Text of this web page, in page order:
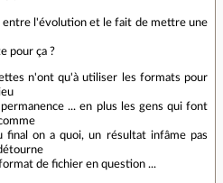
entre l'évolution et le fait de mettre une
pour ça ?
n'ont qu'à utiliser les formats pour
... en plus les gens qui font
final on a quoi, un résultat infâme pas
de fichier en question ...